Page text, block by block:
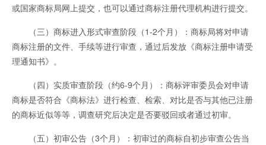
或国家商标局网上提交，也可以通过商标注册代理机构进行提交。
（三）商标进入形式审查阶段（1-2个月）：商标局将对申请
商标注册的文件、手续等进行审查，通过后发放《商标注册申请受
理通知书》。
（四）实质审查阶段（约6-9个月）：商标评审委员会对申请
商标是否符合《商标法》进行检查、检索、对比是否与其他已注册
的商标近似等等，调查研究后决定是否要驳回或者通过初审。
（五）初审公告（3个月）：初审过的商标自初步审查公告当